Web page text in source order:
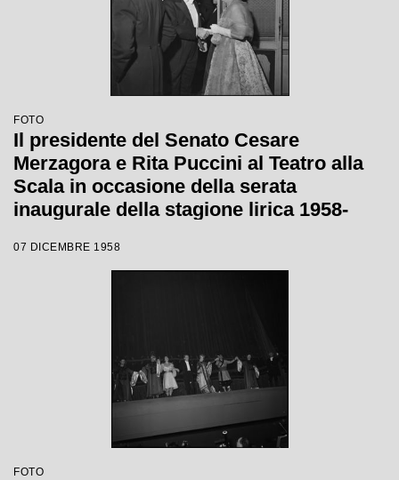
FOTO
Il presidente del Senato Cesare
Merzagora e Rita Puccini al Teatro alla
Scala in occasione della serata
inaugurale della stagione lirica 1958-
Puccini, diretta da Antonino Votto con la
regia di Margherita Wallmann
07 DICEMBRE 1958
FOTO